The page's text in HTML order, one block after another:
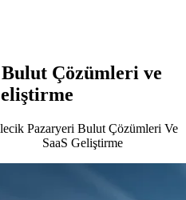
Çözümleri ve
Pazaryeri Bulut Çözümleri Ve
SaaS Geliştirme